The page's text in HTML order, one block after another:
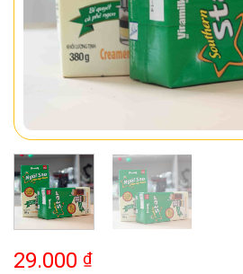
29.000 ₫